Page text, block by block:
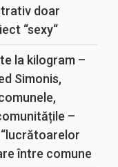
doar
“sexy“
la kilogram –
Simonis,
–
între comune